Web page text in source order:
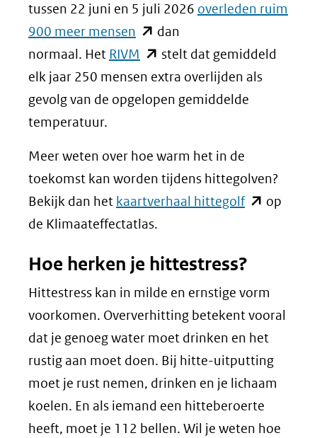
tussen 22 juni en 5 juli 2026 overleden ruim
900 meer mensen (opent
in
nieuw
venster)
andere
website)
dan
normaal. Het RIVM (opent
in
nieuw
andere
stelt dat gemiddeld
elk jaar 250 mensen extra overlijden als
gevolg van de opgelopen gemiddelde
temperatuur.
Meer weten over hoe warm het in de
toekomst kan worden tijdens hittegolven?
Bekijk dan het kaartverhaal hittegolf(opent
venster)
(verwijst
naar
een
andere
website)
op
de Klimaateffectatlas.
Hoe herken je hittestress?
Hittestress kan in milde en ernstige vorm
voorkomen. Oververhitting betekent vooral
dat je genoeg water moet drinken en het
rustig aan moet doen. Bij hitte-uitputting
moet je rust nemen, drinken en je lichaam
koelen. En als iemand een hitteberoerte
heeft, moet je 112 bellen. Wil je weten hoe